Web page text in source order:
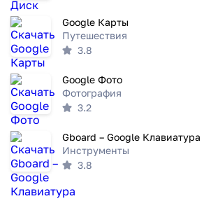
Google Карты
Путешествия
3.8
Google Фото
Фотография
3.2
Gboard – Google Клавиатура
Инструменты
3.8